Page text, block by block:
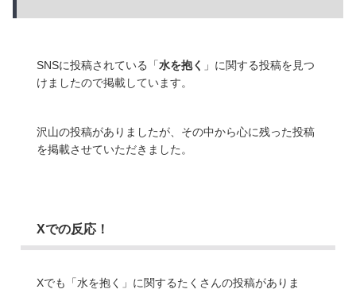
SNSに投稿されている「水を抱く 」に関する投稿を見つ
けましたので掲載しています。
沢山の投稿がありましたが、その中から心に残った投稿
を掲載させていただきました。
Xでの反応！
Xでも「水を抱く」に関するたくさんの投稿がありま